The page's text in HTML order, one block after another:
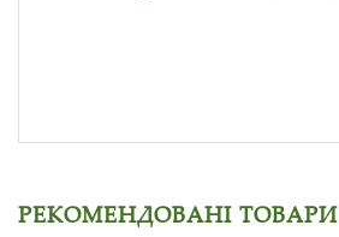
РЕКОМЕНДОВАНІ ТОВАРИ